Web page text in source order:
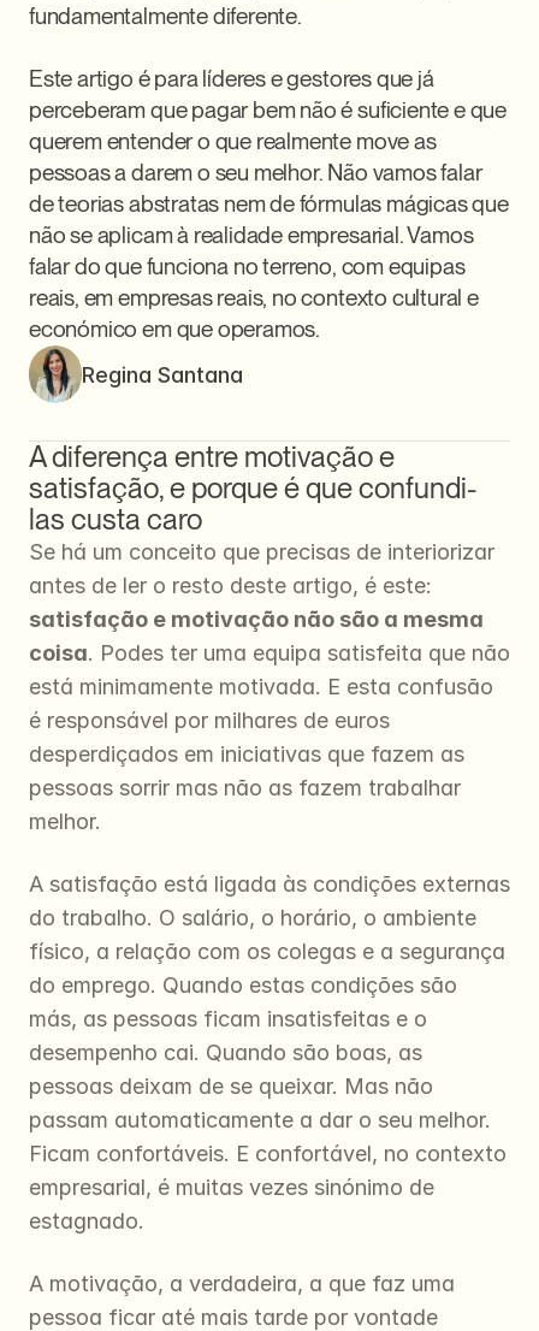
fundamentalmente diferente.
Este artigo é para líderes e gestores que já
perceberam que pagar bem não é suficiente e que
querem entender o que realmente move as
pessoas a darem o seu melhor. Não vamos falar
de teorias abstratas nem de fórmulas mágicas que
não se aplicam à realidade empresarial. Vamos
falar do que funciona no terreno, com equipas
reais, em empresas reais, no contexto cultural e
económico em que operamos.
Regina Santana
A diferença entre motivação e
satisfação, e porque é que confundi-
las custa caro
Se há um conceito que precisas de interiorizar
satisfação e motivação não são a mesma
coisa. Podes ter uma equipa satisfeita que não
está minimamente motivada. E esta confusão
é responsável por milhares de euros
desperdiçados em iniciativas que fazem as
pessoas sorrir mas não as fazem trabalhar
melhor.
A satisfação está ligada às condições externas
do trabalho. O salário, o horário, o ambiente
físico, a relação com os colegas e a segurança
do emprego. Quando estas condições são
más, as pessoas ficam insatisfeitas e o
desempenho cai. Quando são boas, as
pessoas deixam de se queixar. Mas não
passam automaticamente a dar o seu melhor.
Ficam confortáveis. E confortável, no contexto
empresarial, é muitas vezes sinónimo de
estagnado.
A motivação, a verdadeira, a que faz uma
pessoa ficar até mais tarde por vontade